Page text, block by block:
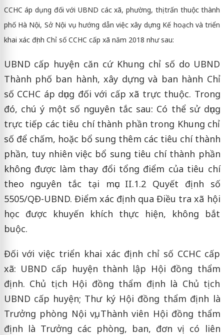
CCHC áp dụng đối với UBND các xã, phường, thị trấn thuộc thành
phố Hà Nội, Sở Nội vụ hướng dẫn việc xây dựng Kế hoạch và triển
khai xác định Chỉ số CCHC cấp xã năm 2018 như sau:
UBND cấp huyện căn cứ Khung chỉ số do UBND
Thành phố ban hành, xây dựng và ban hành Chỉ
số CCHC áp dụng đối với cấp xã trực thuộc. Trong
đó, chú ý một số nguyên tắc sau: Có thể sử dụng
trực tiếp các tiêu chí thành phần trong Khung chỉ
số để chấm, hoặc bổ sung thêm các tiêu chí thành
phần, tuy nhiên việc bổ sung tiêu chí thành phần
không được làm thay đổi tổng điểm của tiêu chí
theo nguyên tắc tại mục II.1.2 Quyết định số
5505/QĐ-UBND. Điểm xác định qua Điều tra xã hội
học được khuyến khích thực hiện, không bắt
buộc.
Đối với việc triển khai xác định chỉ số CCHC cấp
xã: UBND cấp huyện thành lập Hội đồng thẩm
định. Chủ tịch Hội đồng thẩm định là Chủ tịch
UBND cấp huyện; Thư ký Hội đồng thẩm định là
Trưởng phòng Nội vụ; Thành viên Hội đồng thẩm
định là Trưởng các phòng, ban, đơn vị có liên